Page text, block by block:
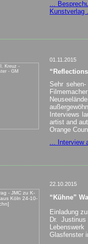
...
Kunstverlag
01.11.2015
Sehr
Interviews
artist and
Orange
... Interview
22.10.2015
“Kühne”
Einladung
Dr.
Glasfenster